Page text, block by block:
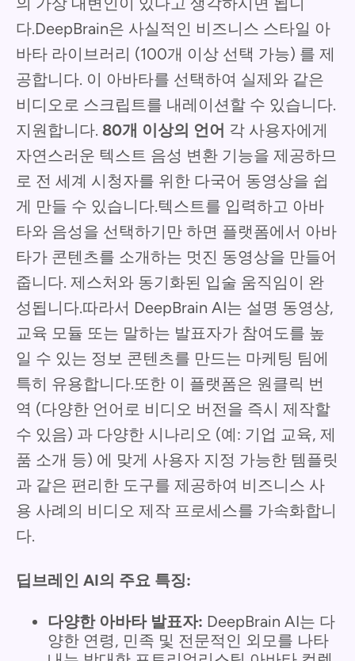
다.DeepBrain은 사실적인 비즈니스 스타일 아
바타 라이브러리 (100개 이상 선택 가능) 를 제
공합니다. 이 아바타를 선택하여 실제와 같은
비디오로 스크립트를 내레이션할 수 있습니다.
지원합니다. 80개 이상의 언어 각 사용자에게
자연스러운 텍스트 음성 변환 기능을 제공하므
로 전 세계 시청자를 위한 다국어 동영상을 쉽
게 만들 수 있습니다.텍스트를 입력하고 아바
타와 음성을 선택하기만 하면 플랫폼에서 아바
타가 콘텐츠를 소개하는 멋진 동영상을 만들어
줍니다. 제스처와 동기화된 입술 움직임이 완
성됩니다.따라서 DeepBrain AI는 설명 동영상,
교육 모듈 또는 말하는 발표자가 참여도를 높
일 수 있는 정보 콘텐츠를 만드는 마케팅 팀에
특히 유용합니다.또한 이 플랫폼은 원클릭 번
역 (다양한 언어로 비디오 버전을 즉시 제작할
수 있음) 과 다양한 시나리오 (예: 기업 교육, 제
품 소개 등) 에 맞게 사용자 지정 가능한 템플릿
과 같은 편리한 도구를 제공하여 비즈니스 사
용 사례의 비디오 제작 프로세스를 가속화합니
다.
딥브레인 AI의 주요 특징:
다양한 아바타 발표자: DeepBrain AI는 다
양한 연령, 민족 및 전문적인 외모를 나타